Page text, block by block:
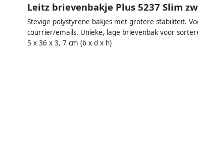
Leitz brievenbakje Plus 5237 Slim
Stevige polystyrene bakjes met grotere stabiliteit.
courrier/emails. Unieke, lage brievenbak voor
5 x 36 x 3, 7 cm (b x d x h)